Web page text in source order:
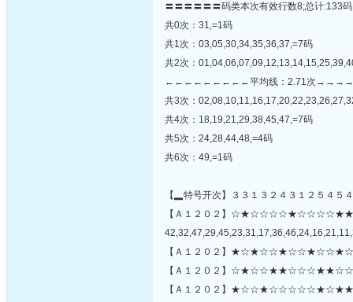
〓〓〓〓〓〓码类本次有效行数8;总计:133
共0次：31,=1码
共1次：03,05,30,34,35,36,37,=7码
共2次：
←←←←←←←←←平均线：2.71次
共3次：
共4次：18,19,21,29,38,45,47,=7码
共5次：24,28,44,48,=4码
共6次：49,=1码
【▂特号开次】３３１３２４３１２５４５
【Ａ１２０２】
【Ａ１２０２】
【Ａ１２０２】
【Ａ１２０２】